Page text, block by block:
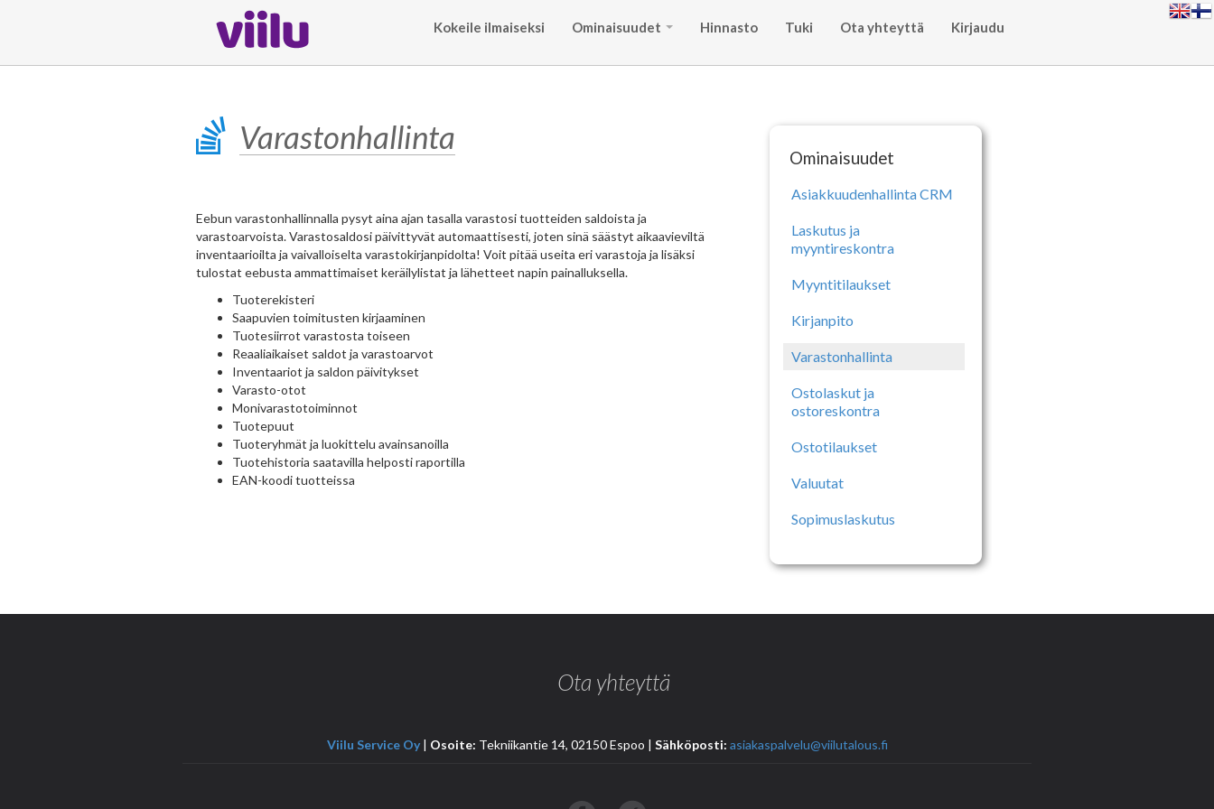
Kokeile ilmaiseksi Ominaisuudet Hinnasto Tuki Ota yhteyttä Kirjaudu
Varastonhallinta
Eebun varastonhallinnalla pysyt aina ajan tasalla varastosi tuotteiden saldoista ja
varastoarvoista. Varastosaldosi päivittyvät automaattisesti, joten sinä säästyt aikaavieviltä
inventaarioilta ja vaivalloiselta varastokirjanpidolta! Voit pitää useita eri varastoja ja lisäksi
tulostat eebusta ammattimaiset keräilylistat ja lähetteet napin painalluksella.
Tuoterekisteri
Saapuvien toimitusten kirjaaminen
Tuotesiirrot varastosta toiseen
Reaaliaikaiset saldot ja varastoarvot
Inventaariot ja saldon päivitykset
Varasto-otot
Monivarastotoiminnot
Tuotepuut
Tuoteryhmät ja luokittelu avainsanoilla
Tuotehistoria saatavilla helposti raportilla
EAN-koodi tuotteissa
Ominaisuudet
Asiakkuudenhallinta CRM
Laskutus ja
myyntireskontra
Myyntitilaukset
Kirjanpito
Varastonhallinta
Ostolaskut ja
ostoreskontra
Ostotilaukset
Valuutat
Sopimuslaskutus
Ota yhteyttä
Viilu Service Oy | Osoite: Tekniikantie 14, 02150 Espoo | Sähköposti: asiakaspalvelu@viilutalous.fi